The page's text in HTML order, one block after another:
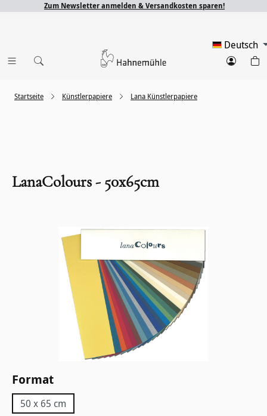
Zum Newsletter anmelden & Versandkosten sparen!
Deutsch
Lana Künstlerpapiere
Künstlerpapiere
Startseite
LanaColours - 50x65cm
Bildergalerie überspringen
Formatauswählen
50 x 65 cm